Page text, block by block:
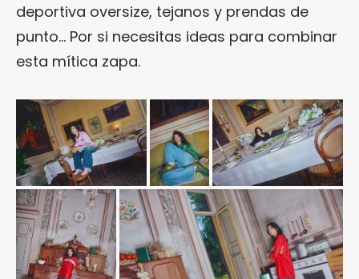
deportiva oversize, tejanos y prendas de
punto… Por si necesitas ideas para combinar
esta mítica zapa.